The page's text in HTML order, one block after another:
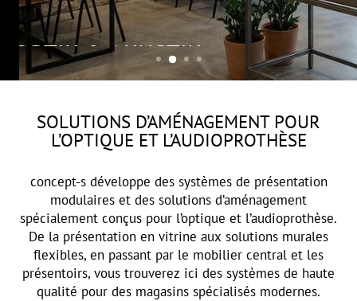
OPTIK & AKUSTIK
SOLUTIONS D’AMÉNAGEMENT POUR
L’OPTIQUE ET L’AUDIOPROTHÈSE
concept-s développe des systèmes de présentation
modulaires et des solutions d’aménagement
spécialement conçus pour l’optique et l’audioprothèse.
De la présentation en vitrine aux solutions murales
flexibles, en passant par le mobilier central et les
présentoirs, vous trouverez ici des systèmes de haute
qualité pour des magasins spécialisés modernes.